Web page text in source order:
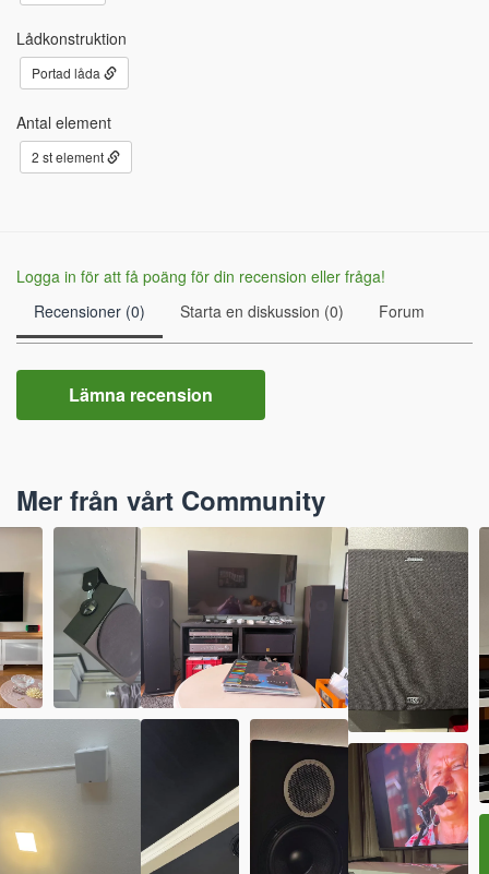
Lådkonstruktion
Portad låda
Antal element
2 st element
Logga in för att få poäng för din recension eller fråga!
Recensioner (0)
Starta en diskussion (0) Forum
Lämna recension
Mer från vårt Community